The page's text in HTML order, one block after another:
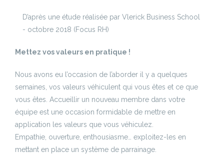
D’après une étude réalisée par Vlerick Business School
- octobre 2018 (Focus RH)
Mettez vos valeurs en pratique !
Nous avons eu l’occasion de l’aborder il y a quelques
semaines, vos valeurs véhiculent qui vous êtes et ce que
vous êtes. Accueillir un nouveau membre dans votre
équipe est une occasion formidable de mettre en
application les valeurs que vous véhiculez.
Empathie, ouverture, enthousiasme… exploitez-les en
mettant en place un système de parrainage.